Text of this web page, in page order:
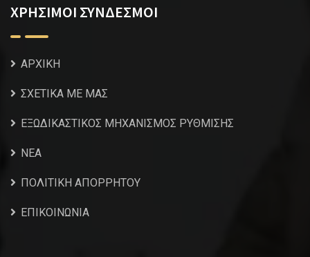
ΧΡΗΣΙΜΟΙ ΣΥΝΔΕΣΜΟΙ
ΑΡΧΙΚΗ
ΣΧΕΤΙΚΑ ΜΕ ΜΑΣ
ΕΞΩΔΙΚΑΣΤΙΚΟΣ ΜΗΧΑΝΙΣΜΟΣ ΡΥΘΜΙΣΗΣ
NEA
ΠΟΛΙΤΙΚΗ ΑΠΟΡΡΗΤΟΥ
ΕΠΙΚΟΙΝΩΝΙΑ